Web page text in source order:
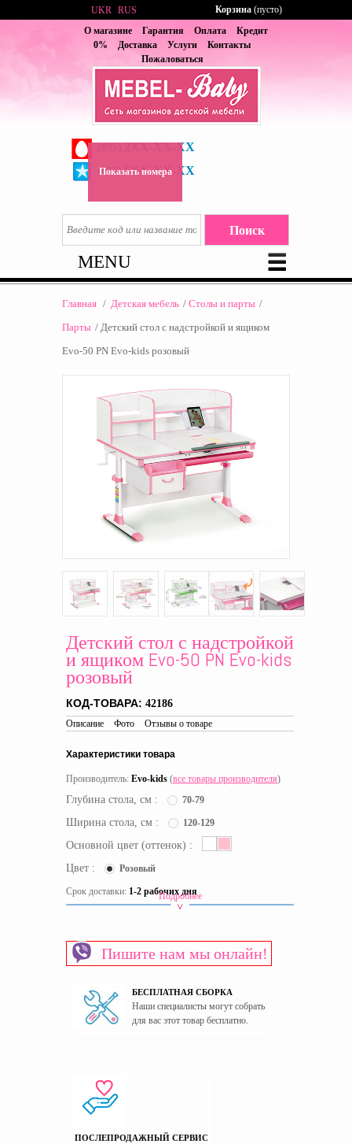
О магазине Гарантия Оплата
Кредит
0%
Доставка Услуги
Контакты
Пожаловаться
2XX-XX-XX
(067) 6XX-XX-XX
Показать номера
UKR RUS Корзина (пусто)
MENU
Главная / Детская мебель / Столы и парты /
Парты / Детский стол с надстройкой и ящиком
Evo-50 PN Evo-kids розовый
Детский стол с надстройкой
и ящиком Evo-50 PN Evo-kids
розовый
КОД-ТОВАРА: 42186
Описание Фото Отзывы о товаре
Характеристики товара
Производитель: Evo-kids (все товары производителя)
Глубина стола, см : 70-79
Ширина стола, см : 120-129
Основной цвет (оттенок) :
Цвет :
Розовый
Срок доставки: 1-2 рабочих дня
Материал столешницы МДФ
Страна производитель Китай
Подробнее
Пишите нам мы онлайн!
БЕСПЛАТНАЯ СБОРКА
Наши специалисты могут собрать
для вас этот товар бесплатно.
ПОСЛЕПРОДАЖНЫЙ СЕРВИС